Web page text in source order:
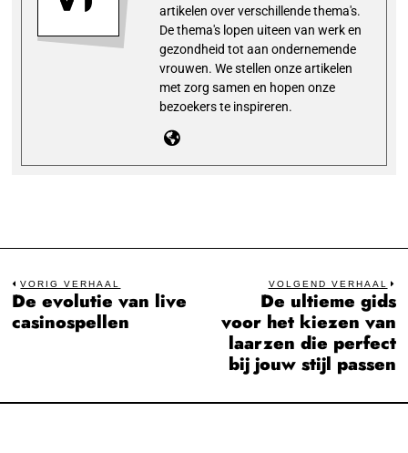
artikelen over verschillende thema's.
De thema's lopen uiteen van werk en
gezondheid tot aan ondernemende
vrouwen. We stellen onze artikelen
met zorg samen en hopen onze
bezoekers te inspireren.
Bericht
navigatie
VORIG VERHAAL
Previous
post:
De evolutie van live
casinospellen
VOLGEND VERHAAL
De ultieme gids
voor het kiezen van
laarzen die perfect
bij jouw stijl passen